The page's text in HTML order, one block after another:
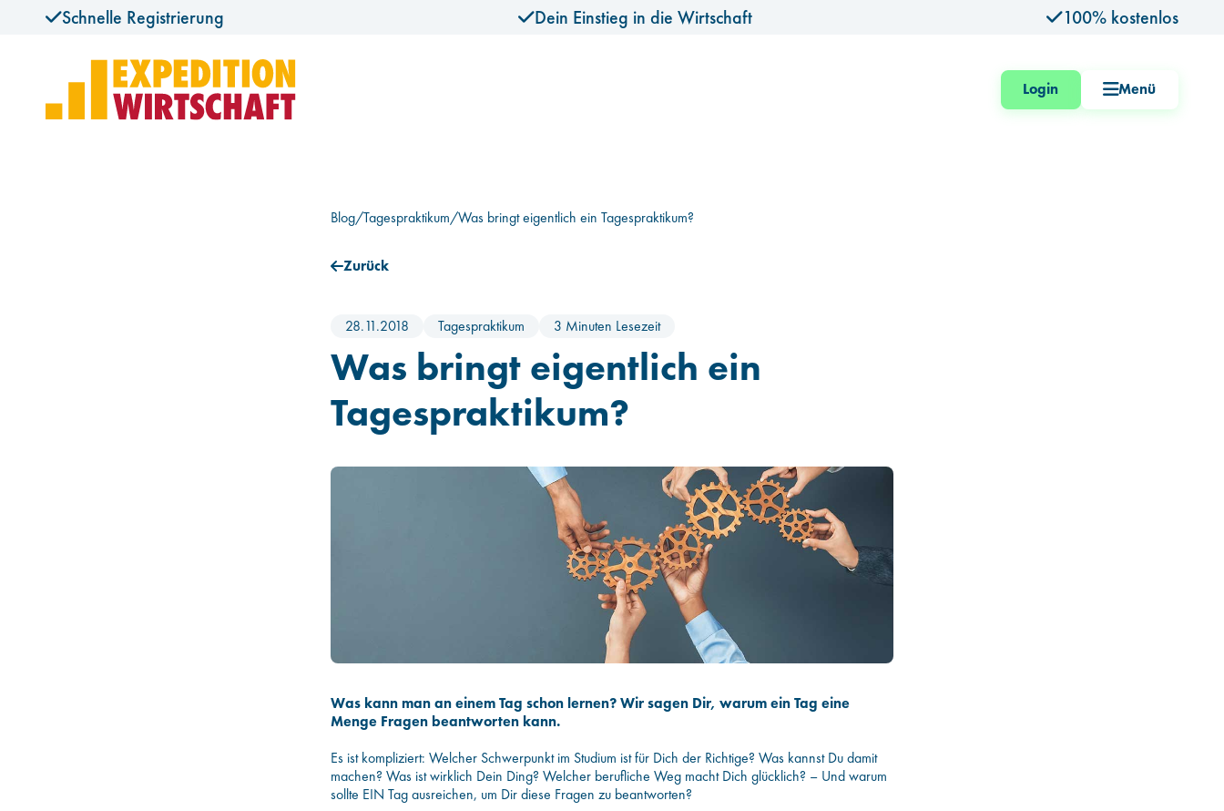
Schnelle Registrierung Dein Einstieg in die Wirtschaft 100% kostenlos
Login Menü
Blog/Tagespraktikum/Was bringt eigentlich ein Tagespraktikum?
Zurück
28.11.2018 Tagespraktikum 3 Minuten Lesezeit
Was bringt eigentlich ein
Tagespraktikum?
Was kann man an einem Tag schon lernen? Wir sagen Dir, warum ein Tag eine
Menge Fragen beantworten kann.
Es ist kompliziert: Welcher Schwerpunkt im Studium ist für Dich der Richtige? Was kannst Du damit
machen? Was ist wirklich Dein Ding? Welcher berufliche Weg macht Dich glücklich? – Und warum
sollte EIN Tag ausreichen, um Dir diese Fragen zu beantworten?